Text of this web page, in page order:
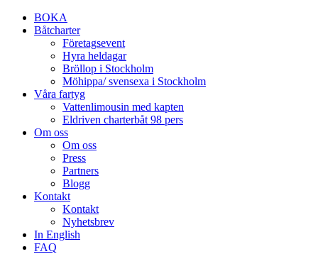
BOKA
Båtcharter
Företagsevent
Hyra heldagar
Bröllop i Stockholm
Möhippa/ svensexa i Stockholm
Våra fartyg
Vattenlimousin med kapten
Eldriven charterbåt 98 pers
Om oss
Om oss
Press
Partners
Blogg
Kontakt
Kontakt
Nyhetsbrev
In English
FAQ